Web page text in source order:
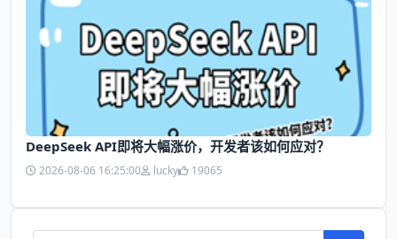
DeepSeek API即将大幅涨价，开发者该如何应对？
2026-08-06 16:25:00 lucky 19065